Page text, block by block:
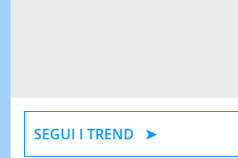
SEGUI I TREND